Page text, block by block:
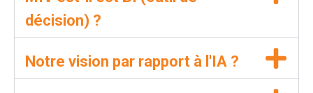
décision) ?
Notre vision par rapport à l'IA ?